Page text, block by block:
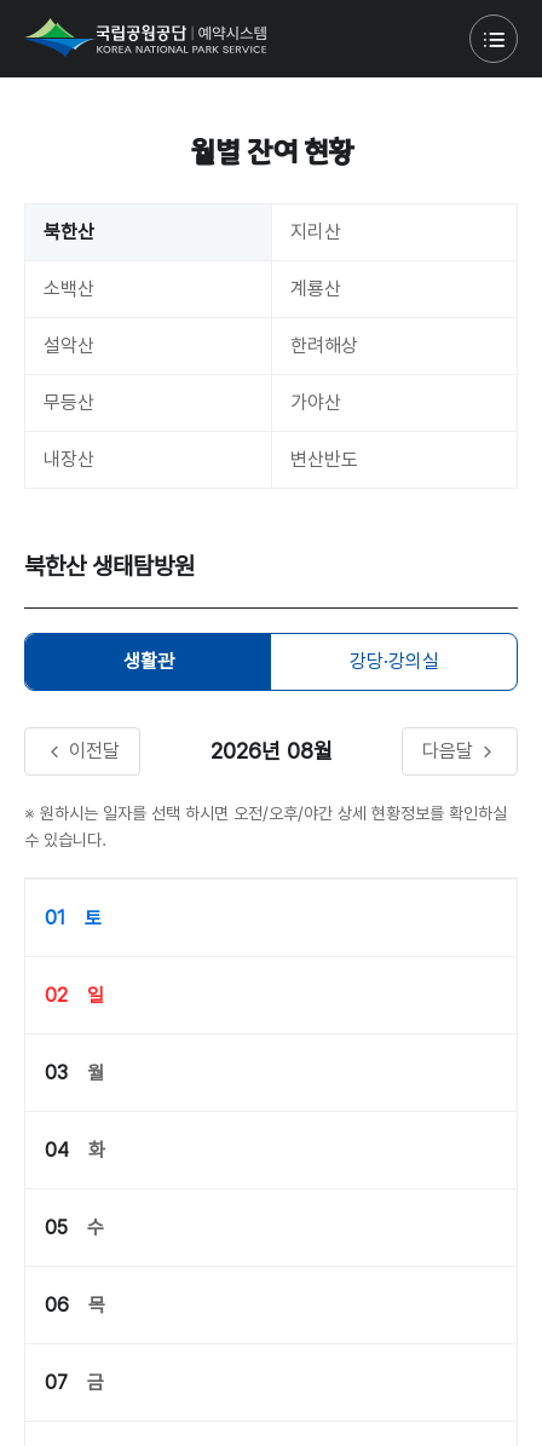
월별 잔여 현황
북한산 지리산
소백산 계룡산
설악산 한려해상
무등산 가야산
내장산 변산반도
북한산 생태탐방원
생활관 강당·강의실
이전달 2026년 08월 다음달
※ 원하시는 일자를 선택 하시면 오전/오후/야간 상세 현황정보를 확인하실
수 있습니다.
01 토
02 일
03 월
04 화
05 수
06 목
07 금